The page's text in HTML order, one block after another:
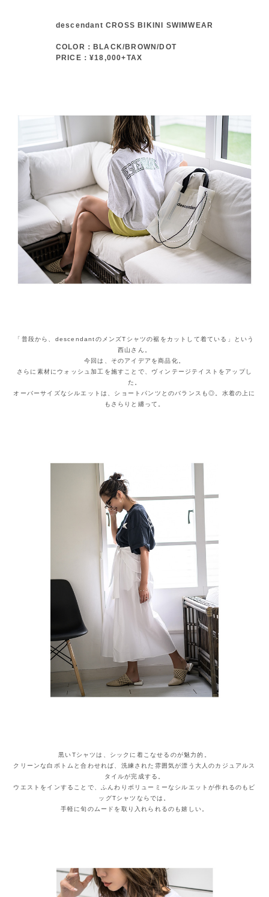
descendant CROSS BIKINI SWIMWEAR
COLOR：BLACK/BROWN/DOT
PRICE：¥18,000+TAX
「普段から、descendantのメンズTシャツの裾をカットして着ている」という
西山さん。
今回は、そのアイデアを商品化。
さらに素材にウォッシュ加工を施すことで、ヴィンテージテイストをアップし
た。
オーバーサイズなシルエットは、ショートパンツとのバランスも◎。水着の上に
もさらりと纏って。
黒いTシャツは、シックに着こなせるのが魅力的。
クリーンな白ボトムと合わせれば、洗練された雰囲気が漂う大人のカジュアルス
タイルが完成する。
ウエストをインすることで、ふんわりボリューミーなシルエットが作れるのもビ
ッグTシャツならでは。
手軽に旬のムードを取り入れられるのも嬉しい。